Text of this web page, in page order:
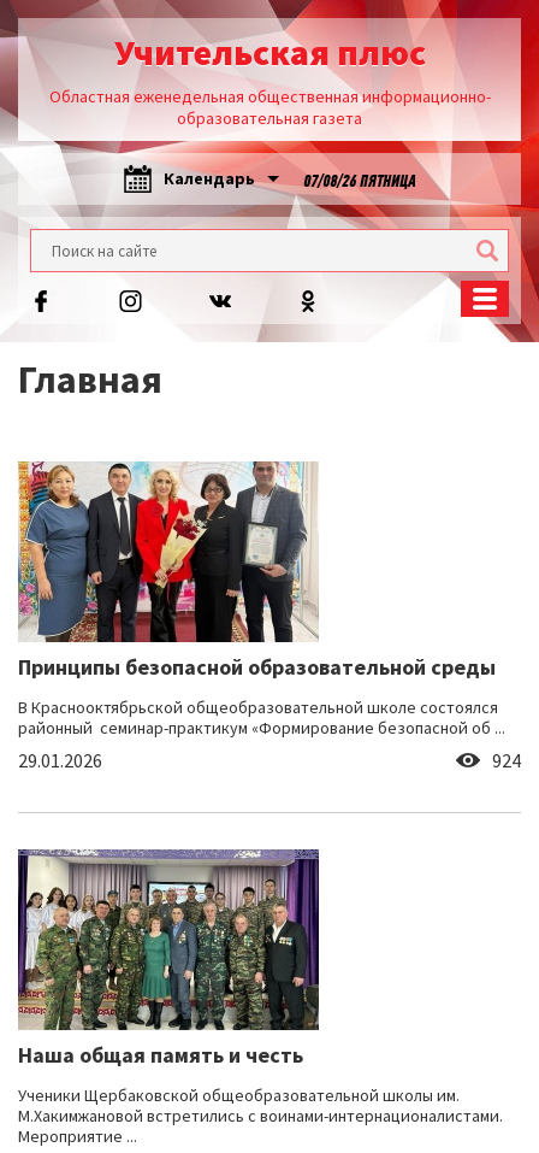
Учительская плюс
Областная еженедельная общественная информационно-
образовательная газета
Календарь 07/08/26 ПЯТНИЦА
Главная
Принципы безопасной образовательной среды
В Краснооктябрьской общеобразовательной школе состоялся
районный семинар-практикум «Формирование безопасной об ...
29.01.2026 924
Наша общая память и честь
Ученики Щербаковской общеобразовательной школы им.
М.Хакимжановой встретились с воинами-интернационалистами.
Мероприятие ...